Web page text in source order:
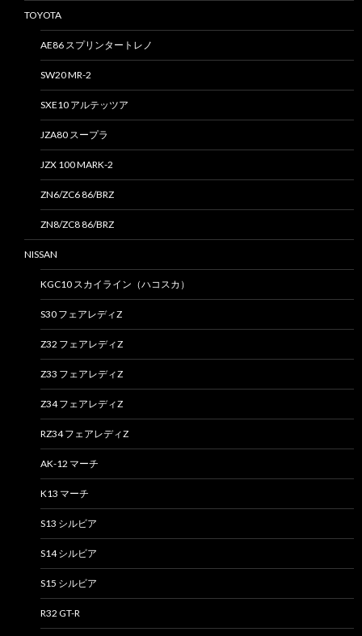
TOYOTA
AE86 スプリンタートレノ
SW20 MR-2
SXE10 アルテッツア
JZA80 スープラ
JZX 100 MARK-2
ZN6/ZC6 86/BRZ
ZN8/ZC8 86/BRZ
NISSAN
KGC10 スカイライン（ハコスカ）
S30 フェアレディZ
Z32 フェアレディZ
Z33 フェアレディZ
Z34 フェアレディZ
RZ34 フェアレディZ
AK-12 マーチ
K13 マーチ
S13 シルビア
S14 シルビア
S15 シルビア
R32 GT-R